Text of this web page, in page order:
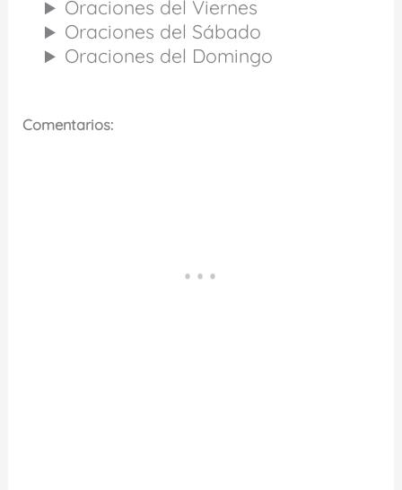
Oraciones del Viernes
Oraciones del Sábado
Oraciones del Domingo
Comentarios: